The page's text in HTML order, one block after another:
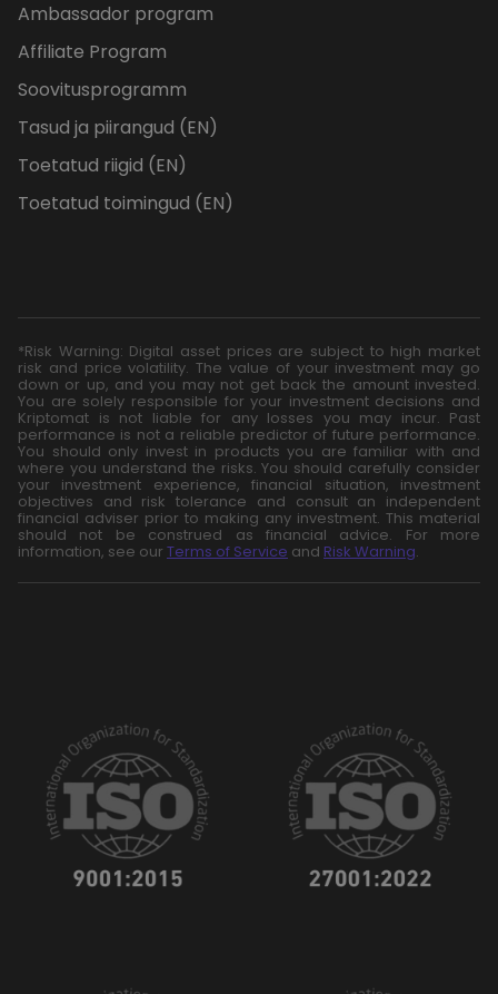
Ambassador program
Affiliate Program
Soovitusprogramm
Tasud ja piirangud (EN)
Toetatud riigid (EN)
Toetatud toimingud (EN)
*Risk Warning: Digital asset prices are subject to high market
risk and price volatility. The value of your investment may go
down or up, and you may not get back the amount invested.
You are solely responsible for your investment decisions and
Kriptomat is not liable for any losses you may incur. Past
performance is not a reliable predictor of future performance.
You should only invest in products you are familiar with and
where you understand the risks. You should carefully consider
your investment experience, financial situation, investment
objectives and risk tolerance and consult an independent
financial adviser prior to making any investment. This material
should not be construed as financial advice. For more
information, see our Terms of Service and Risk Warning.